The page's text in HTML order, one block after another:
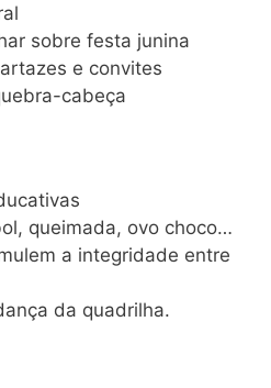
sobre festa junina
e convites
cabeça
queimada, ovo choco…
a integridade entre
da quadrilha.